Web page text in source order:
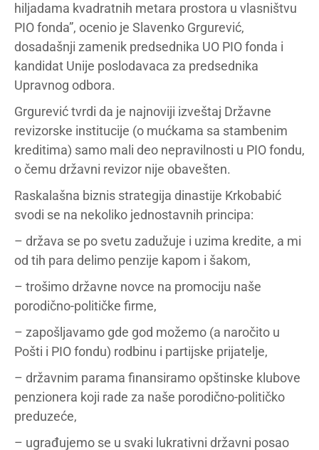
hiljadama kvadratnih metara prostora u vlasništvu
PIO fonda”, ocenio je Slavenko Grgurević,
dosadašnji zamenik predsednika UO PIO fonda i
kandidat Unije poslodavaca za predsednika
Upravnog odbora.
Grgurević tvrdi da je najnoviji izveštaj Državne
revizorske institucije (o mućkama sa stambenim
kreditima) samo mali deo nepravilnosti u PIO fondu,
o čemu državni revizor nije obavešten.
Raskalašna biznis strategija dinastije Krkobabić
svodi se na nekoliko jednostavnih principa:
– država se po svetu zadužuje i uzima kredite, a mi
od tih para delimo penzije kapom i šakom,
– trošimo državne novce na promociju naše
porodično-političke firme,
– zapošljavamo gde god možemo (a naročito u
Pošti i PIO fondu) rodbinu i partijske prijatelje,
– državnim parama finansiramo opštinske klubove
penzionera koji rade za naše porodično-političko
preduzeće,
– ugrađujemo se u svaki lukrativni državni posao